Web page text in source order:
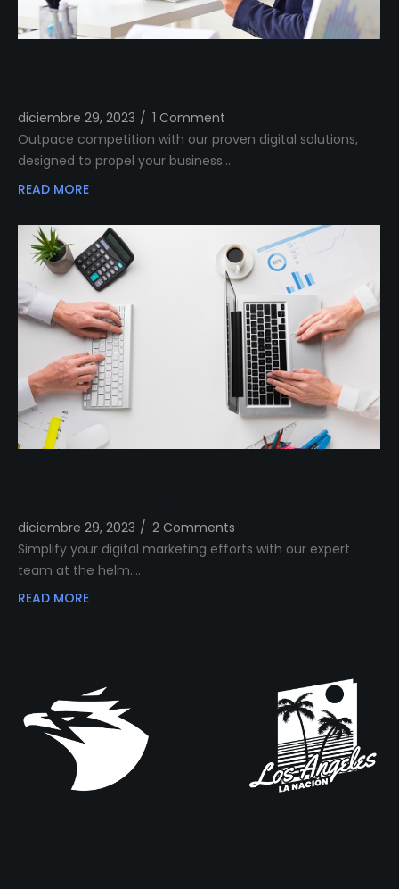
diciembre 29, 2023 / 1 Comment
Outpace competition with our proven digital solutions,
designed to propel your business…
READ MORE
diciembre 29, 2023 / 2 Comments
Simplify your digital marketing efforts with our expert
team at the helm.…
READ MORE